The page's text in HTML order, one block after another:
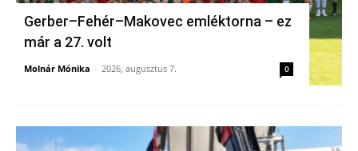
Gerber–Fehér–Makovec emléktorna – ez
már a 27. volt
Molnár Mónika - 2026, augusztus 7. 0